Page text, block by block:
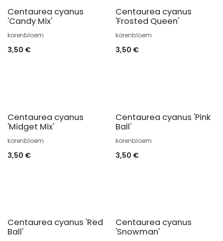
Centaurea cyanus
'Candy Mix'
korenbloem
3,50 €
Centaurea cyanus
'Frosted Queen'
korenbloem
3,50 €
Centaurea cyanus
'Midget Mix'
korenbloem
3,50 €
Centaurea cyanus 'Pink
Ball'
korenbloem
3,50 €
Centaurea cyanus 'Red
Ball'
Centaurea cyanus
'Snowman'